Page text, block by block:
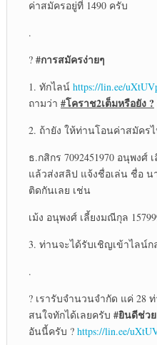
ค่าสมัครอยู่ที่ 1490 ครับ
.
? #การสมัครง่ายๆ
1. ทักไลน์ https://lin.ee/
ถามว่า #โคราช2เต็มหรือยัง ?
2. ถ้ายัง ให้ท่านโอนค่าสมัครไ
ธ.กสิกร 7092451970 อนุพงศ์
แล้วส่งสลิป แจ้งชื่อเล่น ชื่อ
ติดกันเลย เช่น
เม้ง อนุพงศ์ เลี้ยงมณีกุล
3. ท่านจะได้รับเชิญเข้าไลน์
.
? เรารับจำนวนจำกัด แค่ 28
สนใจทักได้เลยครับ #ยินดีช่ว
อันนี้ครับ ? https://lin.ee/